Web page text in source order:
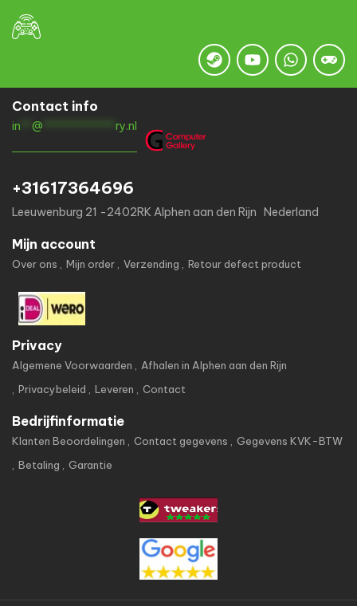
Contact info
in @ ry.nl
+31617364696
Leeuwenburg 21 -2402RK Alphen aan den Rijn Nederland
Mijn account
Over ons Mijn order Verzending Retour defect product
Privacy
Algemene Voorwaarden
Afhalen in Alphen aan den Rijn
Privacybeleid
Leveren Contact
Bedrijfinformatie
Klanten Beoordelingen Contact gegevens
Gegevens KVK-BTW
Betaling
Garantie